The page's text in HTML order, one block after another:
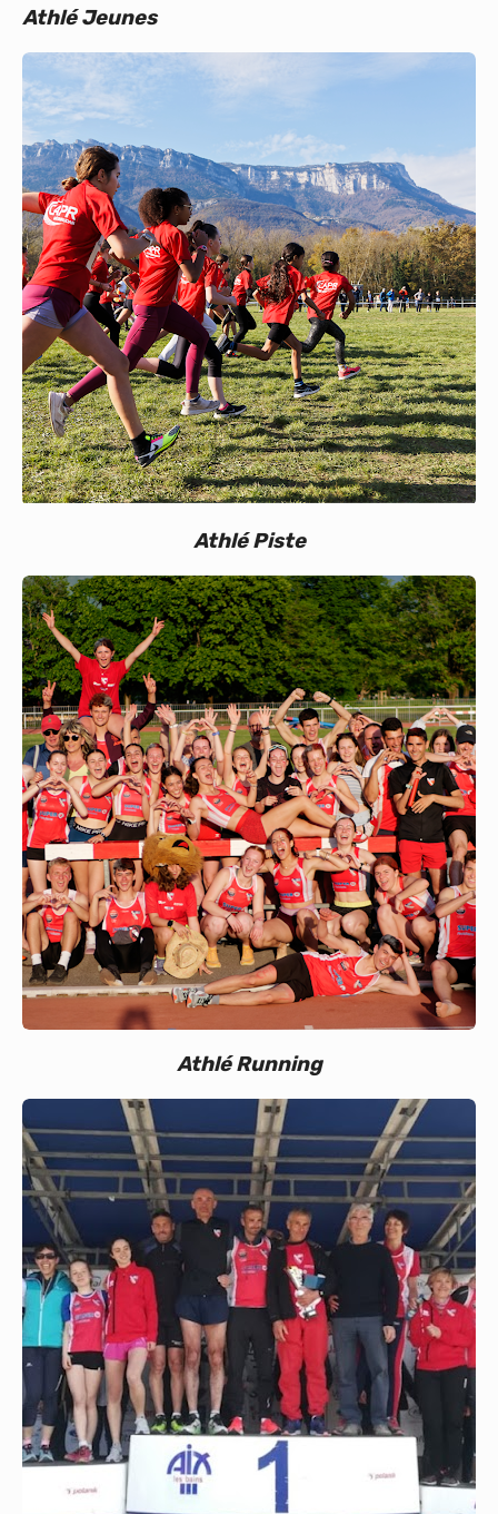
S’inscrire
Calendrier
Bénévoles
Nos événements
Vie du club
Partenaires
Athlé Jeunes
Athlé Piste
Athlé Running